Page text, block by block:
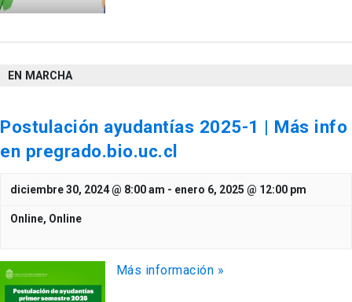
EN MARCHA
Postulación ayudantías 2025-1 | Más info
en pregrado.bio.uc.cl
diciembre 30, 2024 @ 8:00 am - enero 6, 2025 @ 12:00 pm
Online, Online
Más información »